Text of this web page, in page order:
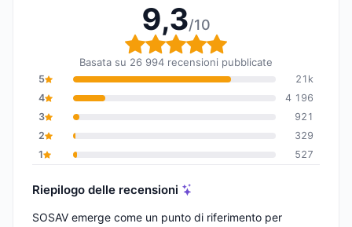
9,3/10
Valutazione globale:
Basata su 26 994 recensioni pubblicate
5
21k
4
4 196
3
921
2
329
1
527
Riepilogo delle recensioni
SOSAV emerge come un punto di riferimento per